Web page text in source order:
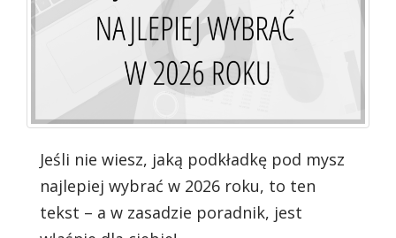
Jeśli nie wiesz, jaką podkładkę pod mysz
najlepiej wybrać w 2026 roku, to ten
tekst – a w zasadzie poradnik, jest